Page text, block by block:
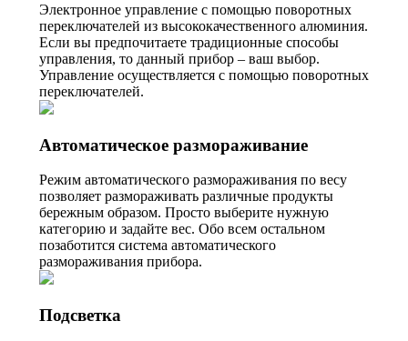
Электронное управление с помощью поворотных
переключателей из высококачественного алюминия.
Если вы предпочитаете традиционные способы
управления, то данный прибор – ваш выбор.
Управление осуществляется с помощью поворотных
переключателей.
Автоматическое размораживание
Режим автоматического размораживания по весу
позволяет размораживать различные продукты
бережным образом. Просто выберите нужную
категорию и задайте вес. Обо всем остальном
позаботится система автоматического
размораживания прибора.
Подсветка